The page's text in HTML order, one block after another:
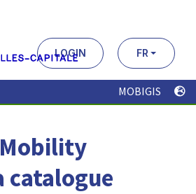
LOGIN FR
MOBIGIS
catalogue